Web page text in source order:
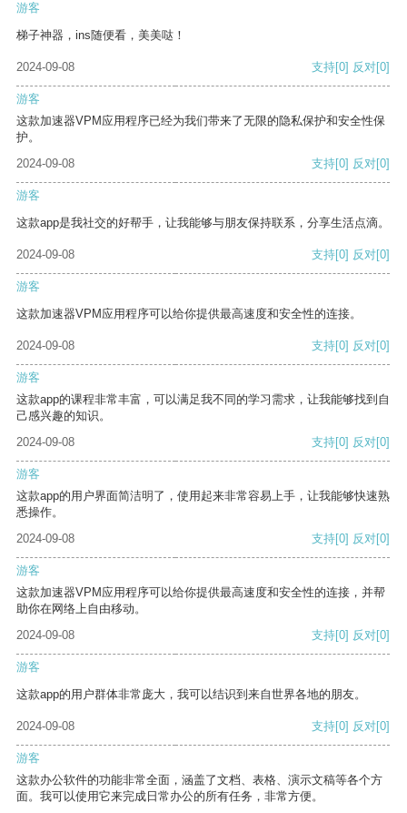
游客
梯子神器，ins随便看，美美哒！
2024-09-08 支持[0] 反对[0]
游客
这款加速器VPM应用程序已经为我们带来了无限的隐私保护和安全性保
护。
2024-09-08
支持[0] 反对[0]
游客
这款app是我社交的好帮手，让我能够与朋友保持联系，分享生活点滴。
2024-09-08 支持[0] 反对[0]
游客
这款加速器VPM应用程序可以给你提供最高速度和安全性的连接。
2024-09-08 支持[0] 反对[0]
游客
这款app的课程非常丰富，可以满足我不同的学习需求，让我能够找到自
己感兴趣的知识。
2024-09-08
支持[0] 反对[0]
游客
这款app的用户界面简洁明了，使用起来非常容易上手，让我能够快速熟
悉操作。
2024-09-08
支持[0] 反对[0]
游客
这款加速器VPM应用程序可以给你提供最高速度和安全性的连接，并帮
助你在网络上自由移动。
2024-09-08
支持[0] 反对[0]
游客
这款app的用户群体非常庞大，我可以结识到来自世界各地的朋友。
2024-09-08 支持[0] 反对[0]
游客
这款办公软件的功能非常全面，涵盖了文档、表格、演示文稿等各个方
面。我可以使用它来完成日常办公的所有任务，非常方便。